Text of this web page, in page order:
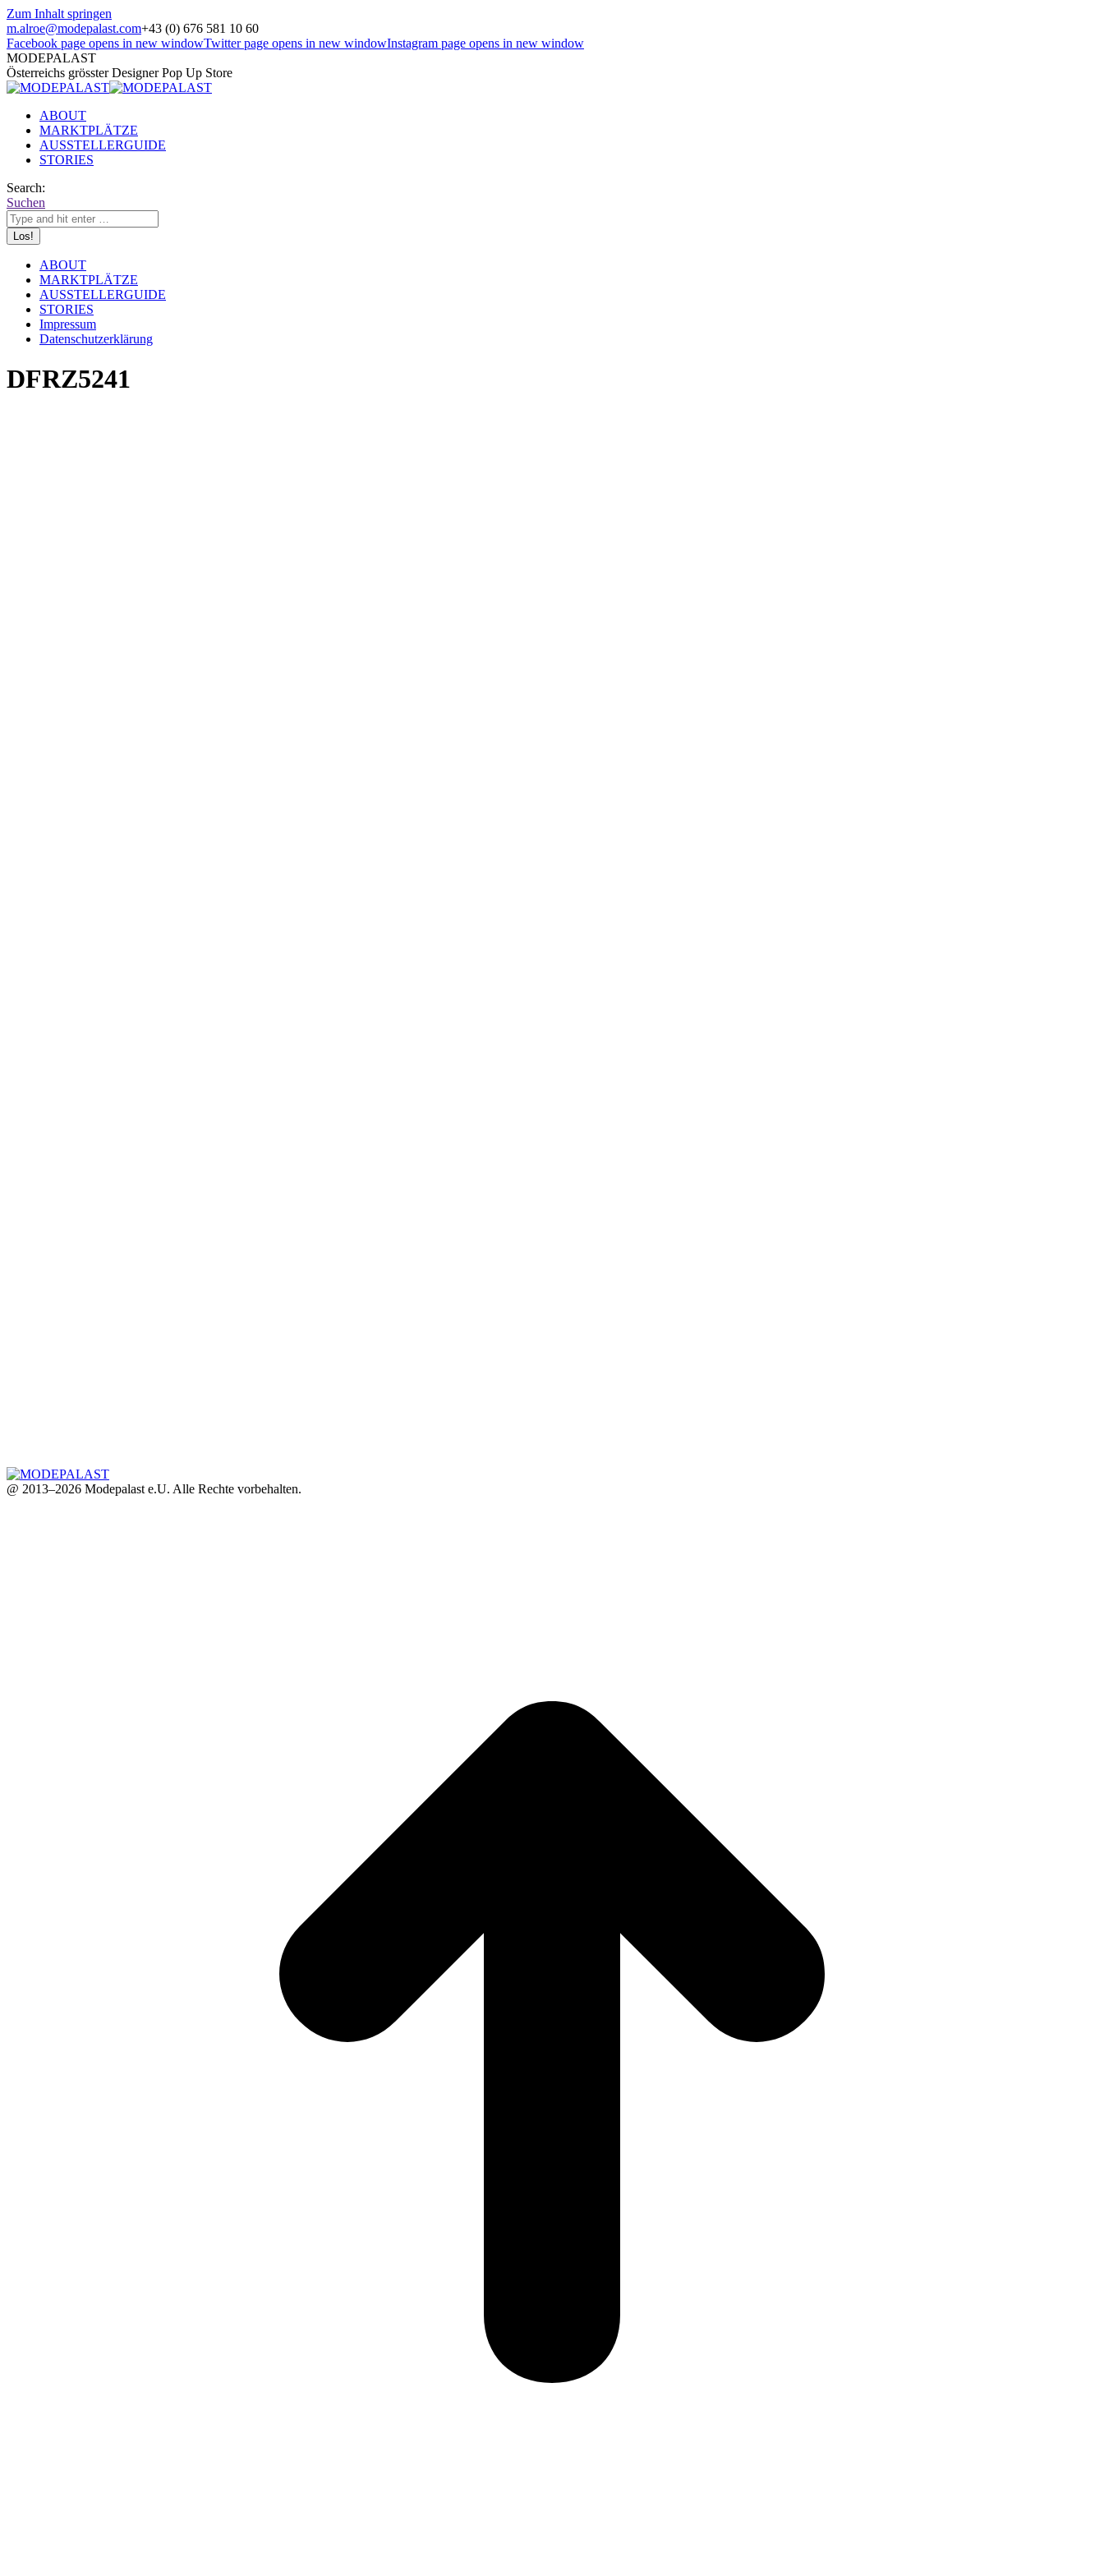
Zum Inhalt springen
m.alroe@modepalast.com+43 (0) 676 581 10 60
Facebook page opens in new windowTwitter page opens in new windowInstagram page opens in new window
MODEPALAST
Österreichs grösster Designer Pop Up Store
ABOUT
MARKTPLÄTZE
AUSSTELLERGUIDE
STORIES
Search:
Suchen
ABOUT
MARKTPLÄTZE
AUSSTELLERGUIDE
STORIES
Impressum
Datenschutzerklärung
DFRZ5241
@ 2013–2026 Modepalast e.U. Alle Rechte vorbehalten.